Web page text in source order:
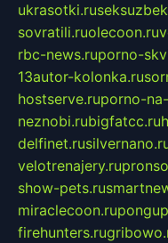
ukrasotki.ru
sovratili.ruolecoon.ru
rbc-news.ruporno-
13autor-kolonka.ru
hostserve.ruporno-
neznobi.rubigfatcc.ru
delfinet.ru
velotrenajery.ru
show-pets.ru
miraclecoon.ru
firehunters.ru